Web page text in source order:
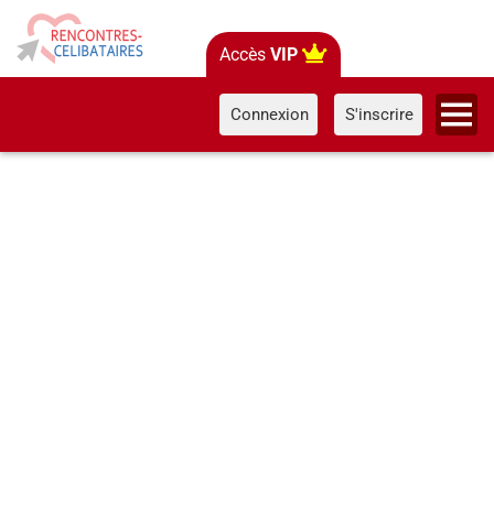
Accès VIP
Connexion S'inscrire